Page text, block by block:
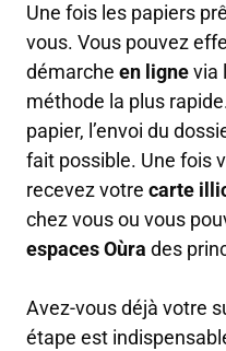
Une fois les papiers
vous. Vous pouvez
démarche en lignevia
méthode la plus
papier, l’envoi du
fait possible. Une fois
recevez votre carte
chez vous ou vous
espaces Oùra des
Avez-vous déjà votre
étape est